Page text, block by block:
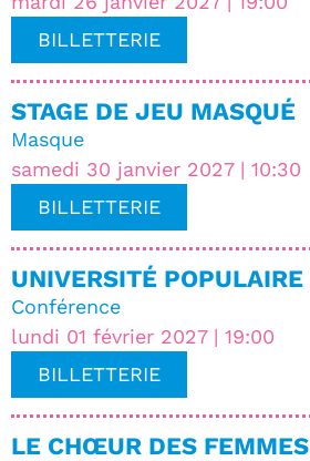
BILLETTERIE
samedi 30 janvier 2027 | 10:30
STAGE DE JEU MASQUÉ
Masque
BILLETTERIE
lundi 01 février 2027 | 19:00
UNIVERSITÉ POPULAIRE
Conférence
BILLETTERIE
LE CHŒUR DES FEMMES